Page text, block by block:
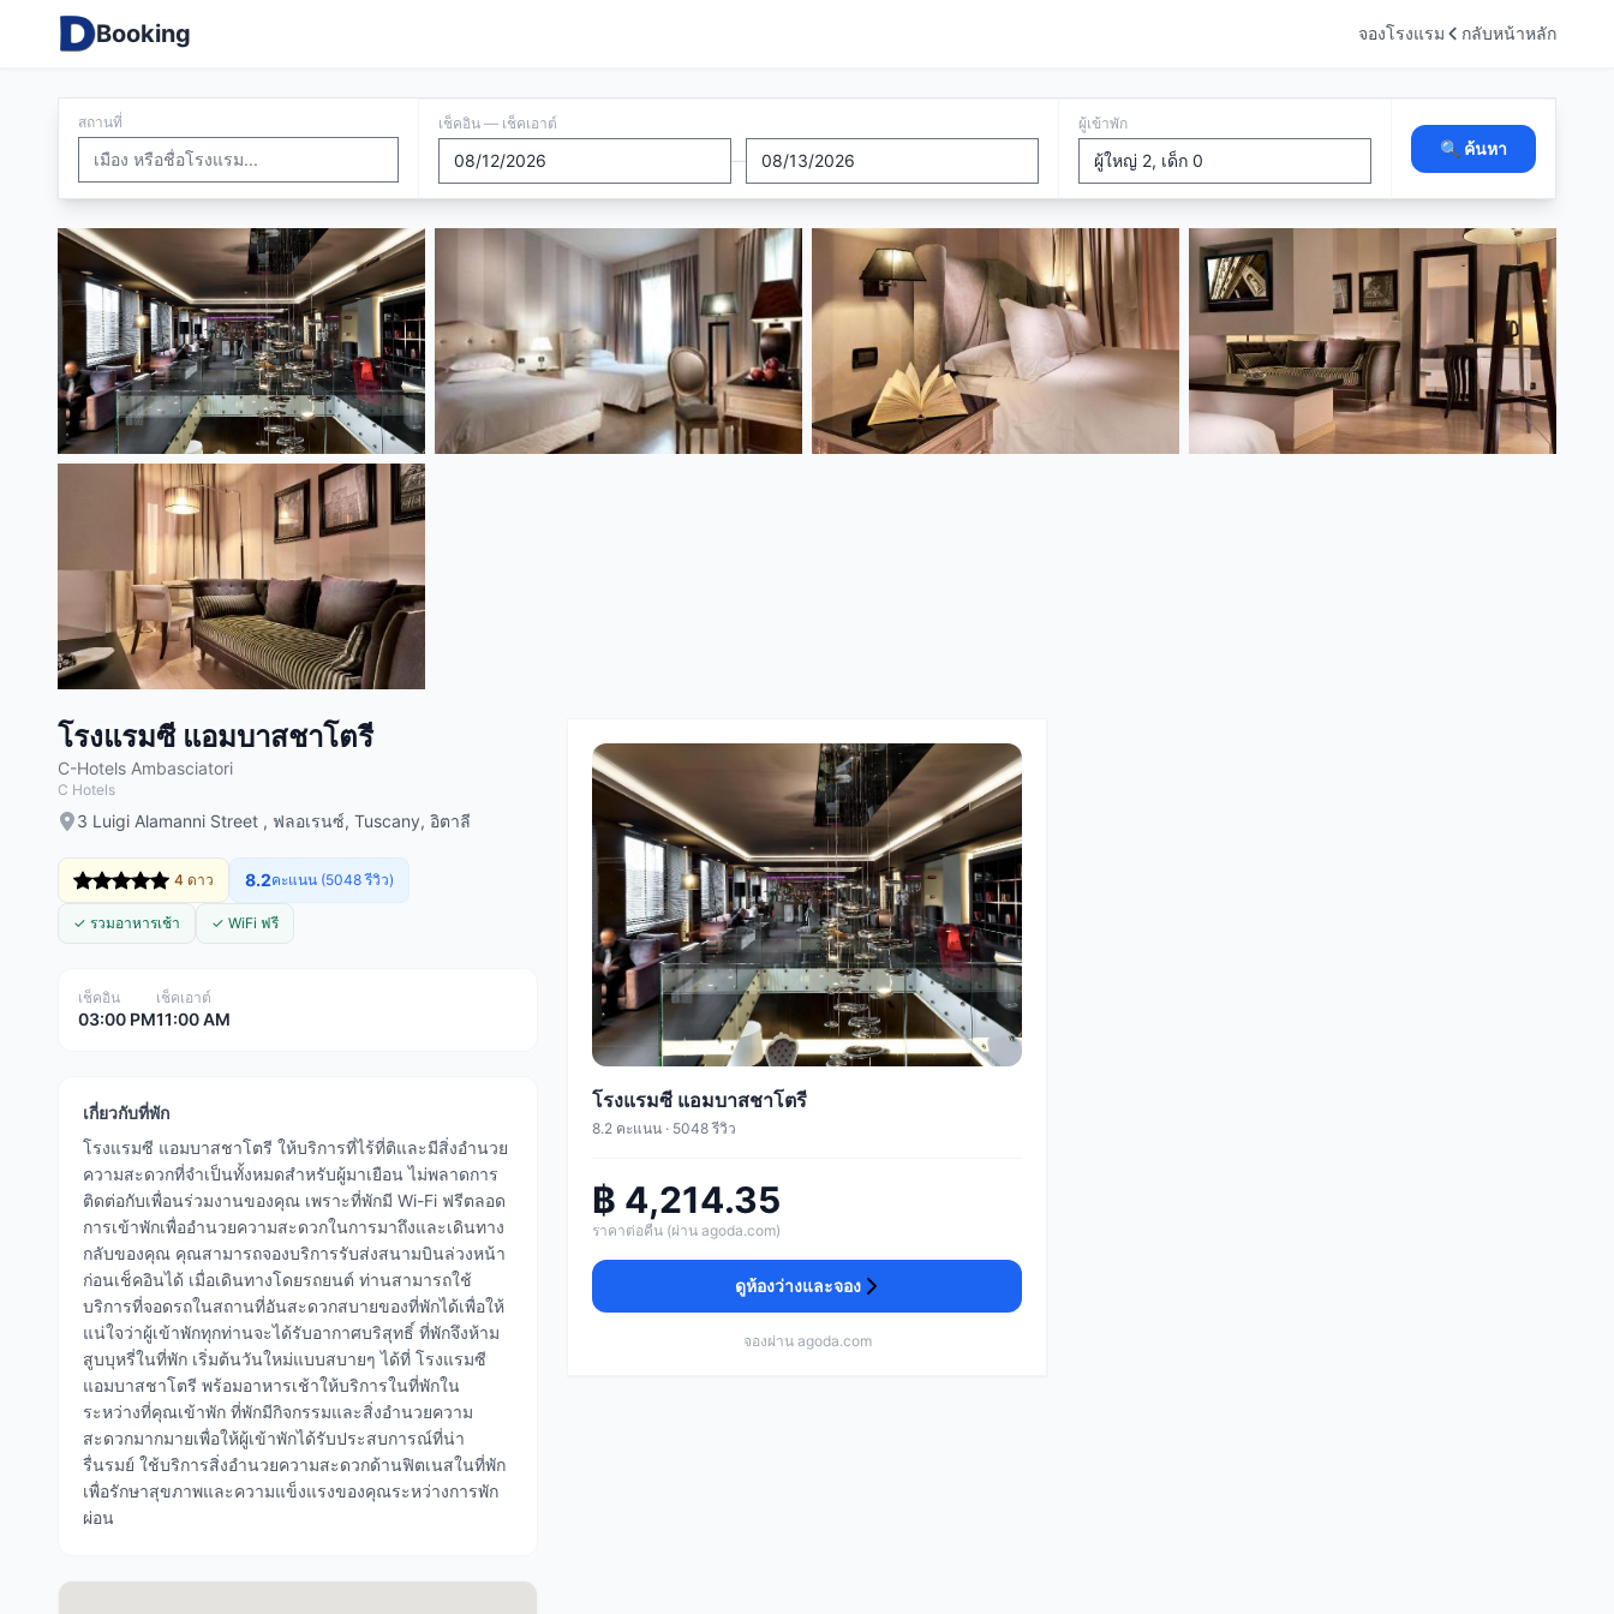
Booking จองโรงแรม กลับหน้าหลัก
สถานที่ เช็คอิน — เช็คเอาต์
—
ผู้เข้าพัก
🔍 ค้นหา
โรงแรมซี แอมบาสชาโตรี
C-Hotels Ambasciatori
C Hotels
3 Luigi Alamanni Street , ฟลอเรนซ์, Tuscany, อิตาลี
4 ดาว 8.2คะแนน (5048 รีวิว)
✓ รวมอาหารเช้า ✓ WiFi ฟรี
เช็คอิน
03:00 PM
เช็คเอาต์
11:00 AM
เกี่ยวกับที่พัก
โรงแรมซี แอมบาสชาโตรี ให้บริการที่ไร้ที่ติและมีสิ่งอำนวย
ความสะดวกที่จำเป็นทั้งหมดสำหรับผู้มาเยือน ไม่พลาดการ
ติดต่อกับเพื่อนร่วมงานของคุณ เพราะที่พักมี Wi-Fi ฟรีตลอด
การเข้าพักเพื่ออำนวยความสะดวกในการมาถึงและเดินทาง
กลับของคุณ คุณสามารถจองบริการรับส่งสนามบินล่วงหน้า
ก่อนเช็คอินได้ เมื่อเดินทางโดยรถยนต์ ท่านสามารถใช้
บริการที่จอดรถในสถานที่อันสะดวกสบายของที่พักได้เพื่อให้
แน่ใจว่าผู้เข้าพักทุกท่านจะได้รับอากาศบริสุทธิ์ ที่พักจึงห้าม
สูบบุหรี่ในที่พัก เริ่มต้นวันใหม่แบบสบายๆ ได้ที่ โรงแรมซี
แอมบาสชาโตรี พร้อมอาหารเช้าให้บริการในที่พักใน
ระหว่างที่คุณเข้าพัก ที่พักมีกิจกรรมและสิ่งอำนวยความ
สะดวกมากมายเพื่อให้ผู้เข้าพักได้รับประสบการณ์ที่น่า
รื่นรมย์ ใช้บริการสิ่งอำนวยความสะดวกด้านฟิตเนสในที่พัก
เพื่อรักษาสุขภาพและความแข็งแรงของคุณระหว่างการพัก
ผ่อน
โรงแรมซี แอมบาสชาโตรี
8.2 คะแนน · 5048 รีวิว
฿ 4,214.35
ราคาต่อคืน (ผ่าน agoda.com)
ดูห้องว่างและจอง
จองผ่าน agoda.com